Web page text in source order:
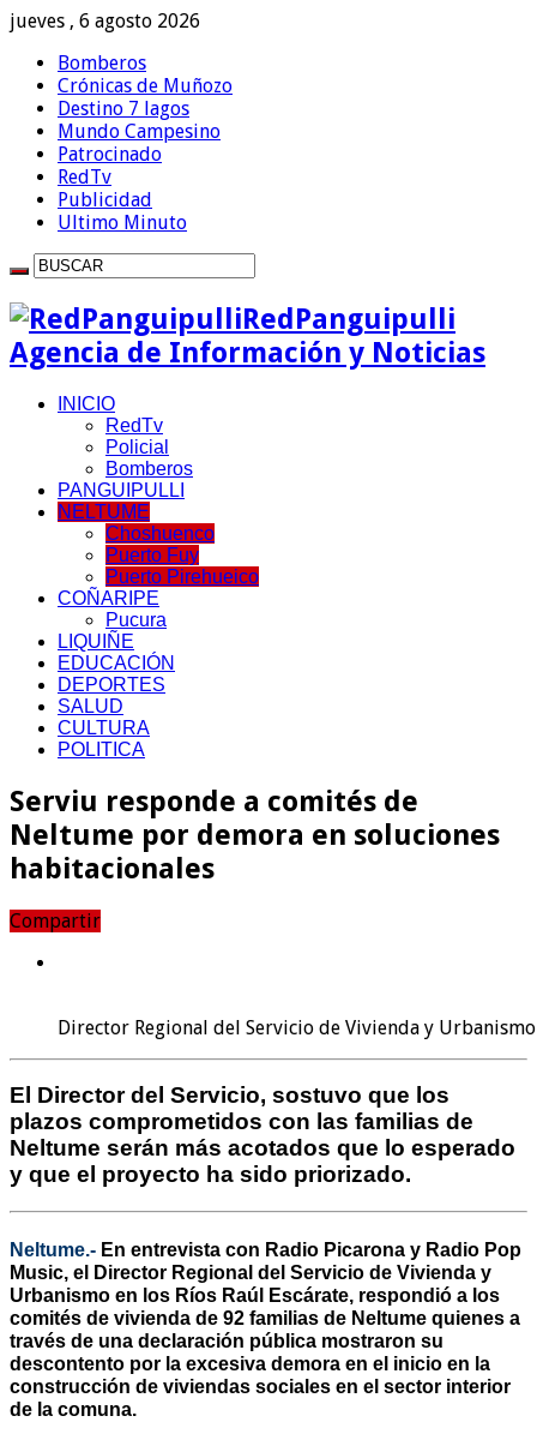
jueves , 6 agosto 2026
Bomberos
Crónicas de Muñozo
Destino 7 lagos
Mundo Campesino
Patrocinado
RedTv
Publicidad
Ultimo Minuto
RedPanguipulli
Agencia de Información y Noticias
INICIO
RedTv
Policial
Bomberos
PANGUIPULLI
NELTUME
Choshuenco
Puerto Fuy
Puerto Pirehueico
COÑARIPE
Pucura
LIQUIÑE
EDUCACIÓN
DEPORTES
SALUD
CULTURA
POLITICA
Serviu responde a comités de
Neltume por demora en soluciones
habitacionales
Compartir
Director Regional del Servicio de Vivienda y Urbanismo
El Director del Servicio, sostuvo que los
plazos comprometidos con las familias de
Neltume serán más acotados que lo esperado
y que el proyecto ha sido priorizado.
Neltume.- En entrevista con Radio Picarona y Radio Pop
Music, el Director Regional del Servicio de Vivienda y
Urbanismo en los Ríos Raúl Escárate, respondió a los
comités de vivienda de 92 familias de Neltume quienes a
través de una declaración pública mostraron su
descontento por la excesiva demora en el inicio en la
construcción de viviendas sociales en el sector interior
de la comuna.